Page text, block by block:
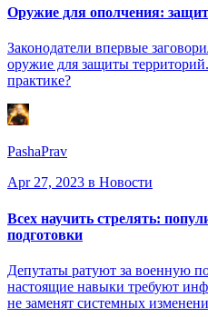
Оружие для ополчения:
Законодатели впервые
оружие для защиты
практике?
PashaPrav
Apr 27, 2023 в Новости
Всех научить стрелять:
подготовки
Депутаты ратуют за военную
настоящие навыки требуют
не заменят системных